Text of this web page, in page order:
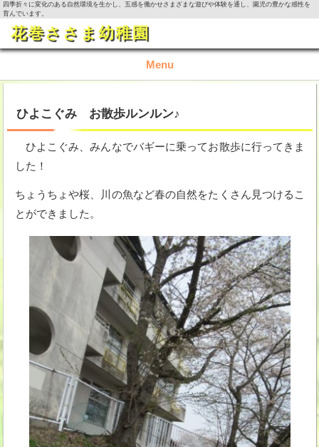
四季折々に変化のある自然環境を生かし、五感を働かせさまざまな遊びや体験を通し、園児の豊かな感性を
育んでいます。
花巻ささま幼稚園
Menu
園の概要
園の生活
今月の活動
ひよこぐみ お散歩ルンルン♪
ひよこぐみ、みんなでバギーに乗ってお散歩に行ってきま
した！
ちょうちょや桜、川の魚など春の自然をたくさん見つけるこ
とができました。